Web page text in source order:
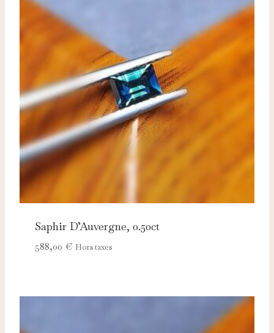
Saphir D’Auvergne, 0.50ct
588,00 € Hors taxes